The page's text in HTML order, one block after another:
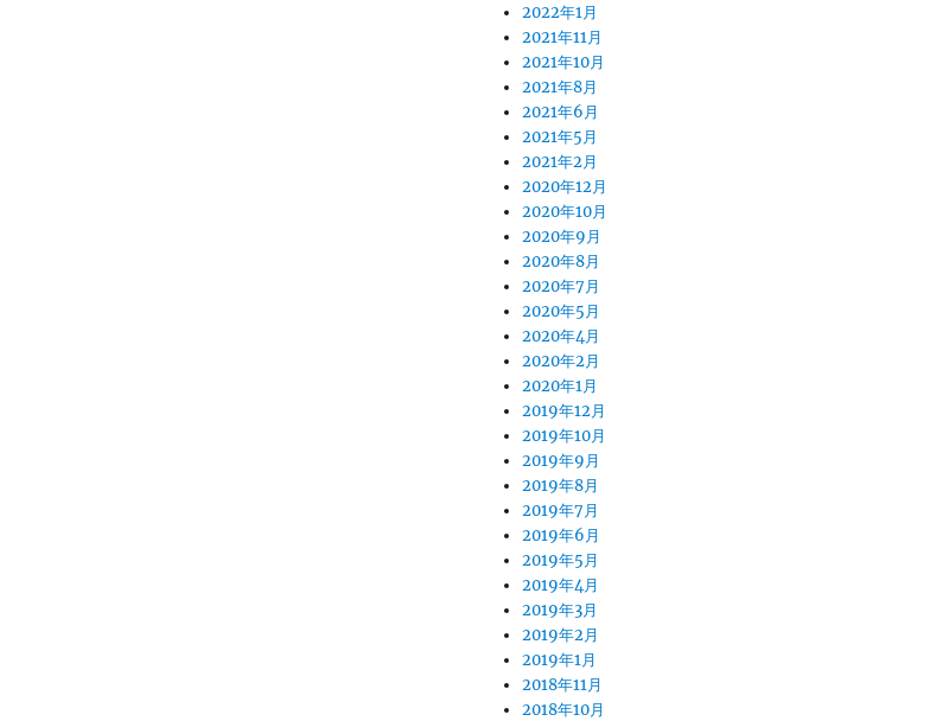
2022年1月
2021年11月
2021年10月
2021年8月
2021年6月
2021年5月
2021年2月
2020年12月
2020年10月
2020年9月
2020年8月
2020年7月
2020年5月
2020年4月
2020年2月
2020年1月
2019年12月
2019年10月
2019年9月
2019年8月
2019年7月
2019年6月
2019年5月
2019年4月
2019年3月
2019年2月
2019年1月
2018年11月
2018年10月